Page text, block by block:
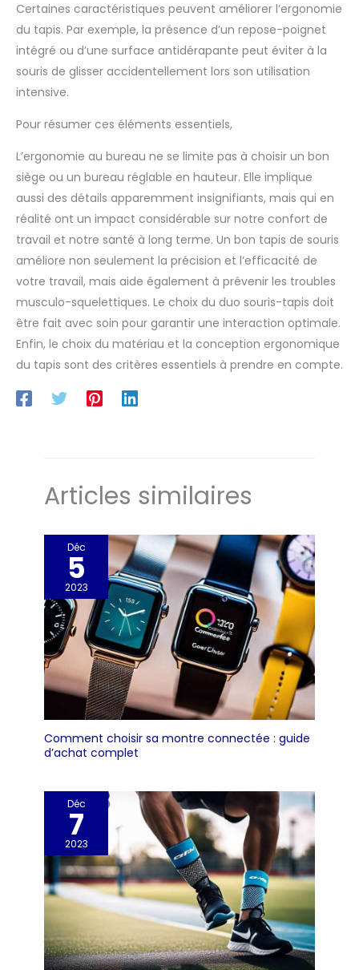
Certaines caractéristiques peuvent améliorer l’ergonomie
du tapis. Par exemple, la présence d’un repose-poignet
intégré ou d’une surface antidérapante peut éviter à la
souris de glisser accidentellement lors son utilisation
intensive.
Pour résumer ces éléments essentiels,
L’ergonomie au bureau ne se limite pas à choisir un bon
siège ou un bureau réglable en hauteur. Elle implique
aussi des détails apparemment insignifiants, mais qui en
réalité ont un impact considérable sur notre confort de
travail et notre santé à long terme. Un bon tapis de souris
améliore non seulement la précision et l’efficacité de
votre travail, mais aide également à prévenir les troubles
musculo-squelettiques. Le choix du duo souris-tapis doit
être fait avec soin pour garantir une interaction optimale.
Enfin, le choix du matériau et la conception ergonomique
du tapis sont des critères essentiels à prendre en compte.
Articles similaires
Déc
5
2023
Comment choisir sa montre connectée : guide
d’achat complet
Déc
7
2023